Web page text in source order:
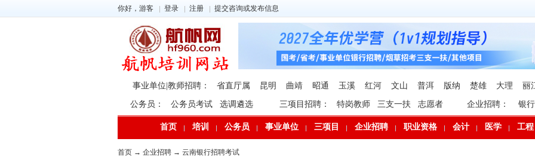
你好，游客 登录 注册 提交咨询或发布信息
事业单位|教师招聘： 省直厅属 昆明 曲靖 昭通 玉溪 红河 文山 普洱 版纳 楚雄 大理 丽
公务员： 公务员考试 选调遴选 三项目招聘： 特岗教师 三支一扶 志愿者 企业招聘： 银行
首页 培训 公务员 事业单位 三项目 企业招聘 职业资格 会计 医学 工程
首页 → 企业招聘 → 云南银行招聘考试